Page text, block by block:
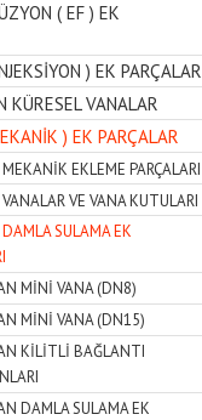
( EF ) EK
) EK PARÇALAR
KÜRESEL VANALAR
) EK PARÇALAR
EKLEME PARÇALARI
VE VANA KUTULARI
SULAMA EK
MİNİ VANA (DN8)
MİNİ VANA (DN15)
KİLİTLİ BAĞLANTI
DAMLA SULAMA EK